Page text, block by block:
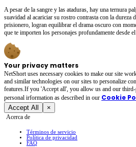
A pesar de la sangre y las ataduras, hay una ternura
suavidad al acariciar su rostro contrasta con la dureza
prisionero, logran equilibrar el drama oscuro con
que te importen los personajes profundamente desde
Your privacy matters
NetShort uses necessary cookies to make our site
and similar technologies on our sites to personalize
features.If you 'Accept all', you allow us and our
personal irformation as described in our Cookie
Accept All ×
Acerca de
Términos de servicio
Política de privacidad
FAQ